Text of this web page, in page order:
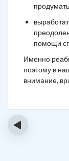
помощи
Именно
поэтому в
внимание,
‹